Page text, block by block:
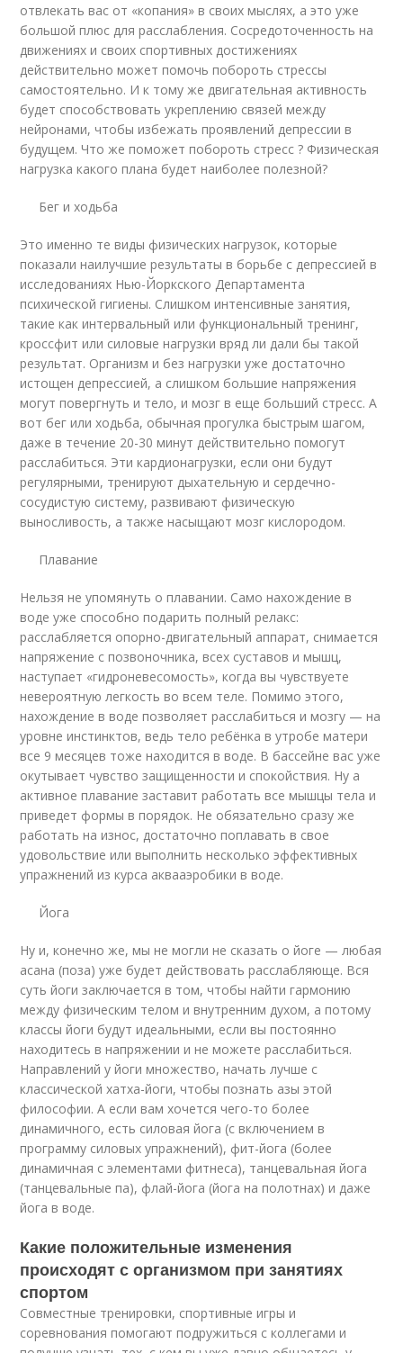
отвлекать вас от «копания» в своих мыслях, а это уже
большой плюс для расслабления. Сосредоточенность на
движениях и своих спортивных достижениях
действительно может помочь побороть стрессы
самостоятельно. И к тому же двигательная активность
будет способствовать укреплению связей между
нейронами, чтобы избежать проявлений депрессии в
будущем. Что же поможет побороть стресс ? Физическая
нагрузка какого плана будет наиболее полезной?
Бег и ходьба
Это именно те виды физических нагрузок, которые
показали наилучшие результаты в борьбе с депрессией в
исследованиях Нью-Йоркского Департамента
психической гигиены. Слишком интенсивные занятия,
такие как интервальный или функциональный тренинг,
кроссфит или силовые нагрузки вряд ли дали бы такой
результат. Организм и без нагрузки уже достаточно
истощен депрессией, а слишком большие напряжения
могут повергнуть и тело, и мозг в еще больший стресс. А
вот бег или ходьба, обычная прогулка быстрым шагом,
даже в течение 20-30 минут действительно помогут
расслабиться. Эти кардионагрузки, если они будут
регулярными, тренируют дыхательную и сердечно-
сосудистую систему, развивают физическую
выносливость, а также насыщают мозг кислородом.
Плавание
Нельзя не упомянуть о плавании. Само нахождение в
воде уже способно подарить полный релакс:
расслабляется опорно-двигательный аппарат, снимается
напряжение с позвоночника, всех суставов и мышц,
наступает «гидроневесомость», когда вы чувствуете
невероятную легкость во всем теле. Помимо этого,
нахождение в воде позволяет расслабиться и мозгу — на
уровне инстинктов, ведь тело ребёнка в утробе матери
все 9 месяцев тоже находится в воде. В бассейне вас уже
окутывает чувство защищенности и спокойствия. Ну а
активное плавание заставит работать все мышцы тела и
приведет формы в порядок. Не обязательно сразу же
работать на износ, достаточно поплавать в свое
удовольствие или выполнить несколько эффективных
упражнений из курса аквааэробики в воде.
Йога
Ну и, конечно же, мы не могли не сказать о йоге — любая
асана (поза) уже будет действовать расслабляюще. Вся
суть йоги заключается в том, чтобы найти гармонию
между физическим телом и внутренним духом, а потому
классы йоги будут идеальными, если вы постоянно
находитесь в напряжении и не можете расслабиться.
Направлений у йоги множество, начать лучше с
классической хатха-йоги, чтобы познать азы этой
философии. А если вам хочется чего-то более
динамичного, есть силовая йога (с включением в
программу силовых упражнений), фит-йога (более
динамичная с элементами фитнеса), танцевальная йога
(танцевальные па), флай-йога (йога на полотнах) и даже
йога в воде.
Какие положительные изменения
происходят с организмом при занятиях
спортом
Совместные тренировки, спортивные игры и
соревнования помогают подружиться с коллегами и